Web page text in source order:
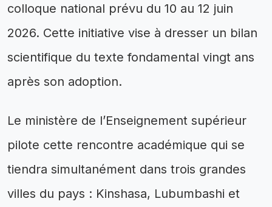
colloque national prévu du 10 au 12 juin
2026. Cette initiative vise à dresser un bilan
scientifique du texte fondamental vingt ans
après son adoption.
Le ministère de l’Enseignement supérieur
pilote cette rencontre académique qui se
tiendra simultanément dans trois grandes
villes du pays : Kinshasa, Lubumbashi et